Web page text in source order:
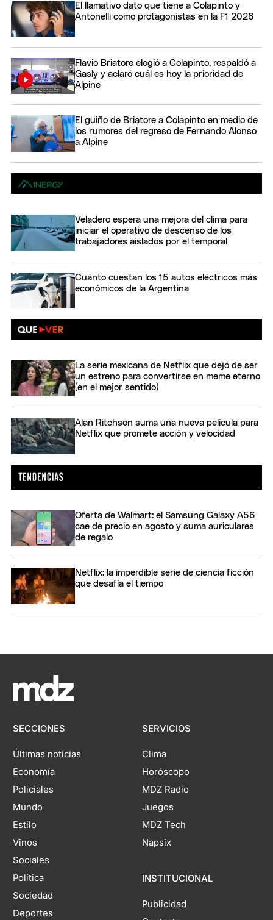
El llamativo dato que tiene a Colapinto y
Antonelli como protagonistas en la F1 2026
Flavio Briatore elogió a Colapinto, respaldó a
Gasly y aclaró cuál es hoy la prioridad de
Alpine
El guiño de Briatore a Colapinto en medio de
los rumores del regreso de Fernando Alonso
a Alpine
Veladero espera una mejora del clima para
iniciar el operativo de descenso de los
trabajadores aislados por el temporal
Cuánto cuestan los 15 autos eléctricos más
económicos de la Argentina
La serie mexicana de Netflix que dejó de ser
un estreno para convertirse en meme eterno
(en el mejor sentido)
Alan Ritchson suma una nueva película para
Netflix que promete acción y velocidad
Oferta de Walmart: el Samsung Galaxy A56
cae de precio en agosto y suma auriculares
de regalo
Netflix: la imperdible serie de ciencia ficción
que desafía el tiempo
SECCIONES
Últimas noticias
Economía
Policiales
Mundo
Estilo
Vinos
Sociales
Política
Sociedad
Deportes
SERVICIOS
Clima
Horóscopo
MDZ Radio
Juegos
MDZ Tech
Napsix
INSTITUCIONAL
Publicidad